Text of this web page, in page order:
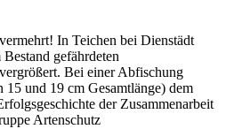
In Teichen bei Dienstädt
gefährdeten
Bei einer Abfischung
15 und 19 cm Gesamtlänge) dem
der Zusammenarbeit
Artenschutz